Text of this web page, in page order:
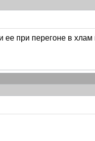
при перегоне в